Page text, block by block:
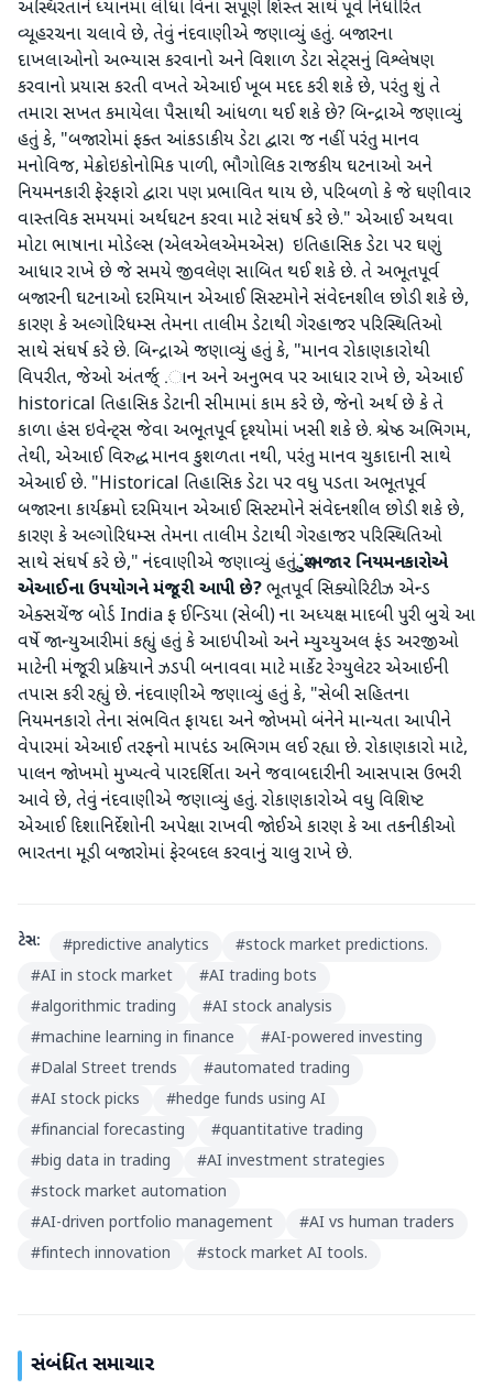
અસ્થિરતાને ધ્યાનમાં લીધા વિના સંપૂર્ણ શિસ્ત સાથે પૂર્વ નિર્ધારિત
વ્યૂહરચના ચલાવે છે, તેવું નંદવાણીએ જણાવ્યું હતું. બજારના
દાખલાઓનો અભ્યાસ કરવાનો અને વિશાળ ડેટા સેટ્સનું વિશ્લેષણ
કરવાનો પ્રયાસ કરતી વખતે એઆઈ ખૂબ મદદ કરી શકે છે, પરંતુ શું તે
તમારા સખત કમાયેલા પૈસાથી આંધળા થઈ શકે છે? બિન્દ્રાએ જણાવ્યું
હતું કે, "બજારોમાં ફક્ત આંકડાકીય ડેટા દ્વારા જ નહીં પરંતુ માનવ
મનોવિજ, મેક્રોઇકોનોમિક પાળી, ભૌગોલિક રાજકીય ઘટનાઓ અને
નિયમનકારી ફેરફારો દ્વારા પણ પ્રભાવિત થાય છે, પરિબળો કે જે ઘણીવાર
વાસ્તવિક સમયમાં અર્થઘટન કરવા માટે સંઘર્ષ કરે છે." એઆઈ અથવા
મોટા ભાષાના મોડેલ્સ (એલએલએમએસ) ઇતિહાસિક ડેટા પર ઘણું
આધાર રાખે છે જે સમયે જીવલેણ સાબિત થઈ શકે છે. તે અભૂતપૂર્વ
બજારની ઘટનાઓ દરમિયાન એઆઈ સિસ્ટમોને સંવેદનશીલ છોડી શકે છે,
કારણ કે અલ્ગોરિધમ્સ તેમના તાલીમ ડેટાથી ગેરહાજર પરિસ્થિતિઓ
સાથે સંઘર્ષ કરે છે. બિન્દ્રાએ જણાવ્યું હતું કે, "માનવ રોકાણકારોથી
વિપરીત, જેઓ અંતર્જ્ .ાન અને અનુભવ પર આધાર રાખે છે, એઆઈ
historical તિહાસિક ડેટાની સીમામાં કામ કરે છે, જેનો અર્થ છે કે તે
કાળા હંસ ઇવેન્ટ્સ જેવા અભૂતપૂર્વ દૃશ્યોમાં ખસી શકે છે. શ્રેષ્ઠ અભિગમ,
તેથી, એઆઈ વિરુદ્ધ માનવ કુશળતા નથી, પરંતુ માનવ ચુકાદાની સાથે
એઆઈ છે. "Historical તિહાસિક ડેટા પર વધુ પડતા અભૂતપૂર્વ
બજારના કાર્યક્રમો દરમિયાન એઆઈ સિસ્ટમોને સંવેદનશીલ છોડી શકે છે,
કારણ કે અલ્ગોરિધમ્સ તેમના તાલીમ ડેટાથી ગેરહાજર પરિસ્થિતિઓ
સાથે સંઘર્ષ કરે છે," નંદવાણીએ જણાવ્યું હતું.શું બજાર નિયમનકારોએ
એઆઈના ઉપયોગને મંજૂરી આપી છે?ભૂતપૂર્વ સિક્યોરિટીઝ એન્ડ
એક્સચેંજ બોર્ડ India ફ ઈન્ડિયા (સેબી) ના અધ્યક્ષ માદબી પુરી બુચે આ
વર્ષે જાન્યુઆરીમાં કહ્યું હતું કે આઇપીઓ અને મ્યુચ્યુઅલ ફંડ અરજીઓ
માટેની મંજૂરી પ્રક્રિયાને ઝડપી બનાવવા માટે માર્કેટ રેગ્યુલેટર એઆઈની
તપાસ કરી રહ્યું છે. નંદવાણીએ જણાવ્યું હતું કે, "સેબી સહિતના
નિયમનકારો તેના સંભવિત ફાયદા અને જોખમો બંનેને માન્યતા આપીને
વેપારમાં એઆઈ તરફનો માપદંડ અભિગમ લઈ રહ્યા છે. રોકાણકારો માટે,
પાલન જોખમો મુખ્યત્વે પારદર્શિતા અને જવાબદારીની આસપાસ ઉભરી
આવે છે, તેવું નંદવાણીએ જણાવ્યું હતું. રોકાણકારોએ વધુ વિશિષ્ટ
એઆઈ દિશાનિર્દેશોની અપેક્ષા રાખવી જોઈએ કારણ કે આ તકનીકીઓ
ભારતના મૂડી બજારોમાં ફેરબદલ કરવાનું ચાલુ રાખે છે.
ટેગ્સ: #predictive analytics #stock market predictions.
#AI in stock market #AI trading bots
#algorithmic trading #AI stock analysis
#machine learning in finance #AI-powered investing
#Dalal Street trends #automated trading
#AI stock picks #hedge funds using AI
#financial forecasting #quantitative trading
#big data in trading #AI investment strategies
#stock market automation
#AI-driven portfolio management #AI vs human traders
#fintech innovation #stock market AI tools.
સંબંધિત સમાચાર